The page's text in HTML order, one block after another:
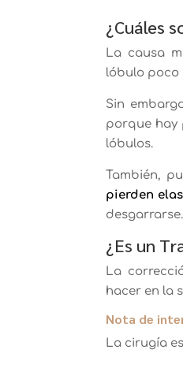
¿Cuáles
La causa
lóbulo
Sin
porque hay
lóbulos.
También,
pierden
desgarrarse.
¿Es un
La
hacer en la
Nota de
La cirugía es